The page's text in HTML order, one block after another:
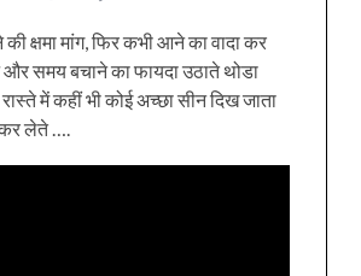
क्षमा मांग, फिर कभी आने का वादा कर
और समय बचाने का फायदा उठाते थोडा
में कहीं भी कोई अच्छा सीन दिख जाता
लेते ….